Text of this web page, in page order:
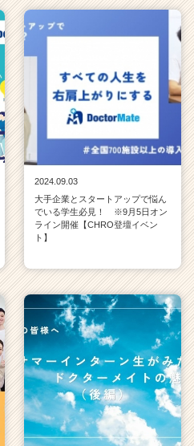
2024.09.03
大手企業とスタートアップで悩ん
でいる学生必見！ ※9月5日オン
ライン開催【CHRO登壇イベン
ト】